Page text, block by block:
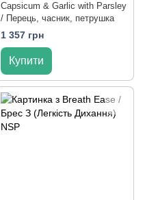
Capsicum & Garlic with Parsley
/ Перець, часник, петрушка
1 357 грн
Купити